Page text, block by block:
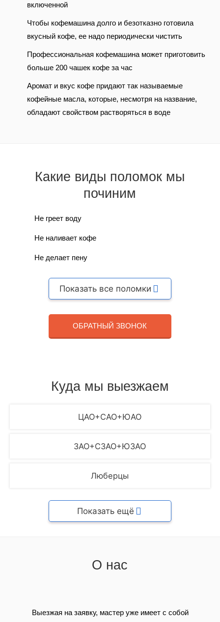
включенной
Чтобы кофемашина долго и безотказно готовила
вкусный кофе, ее надо периодически чистить
Профессиональная кофемашина может приготовить
больше 200 чашек кофе за час
Аромат и вкус кофе придают так называемые
кофейные масла, которые, несмотря на название,
обладают свойством растворяться в воде
Какие виды поломок мы
починим
Не греет воду
Не наливает кофе
Не делает пену
Показать все поломки
ОБРАТНЫЙ ЗВОНОК
Куда мы выезжаем
ЦАО+САО+ЮАО
ЗАО+СЗАО+ЮЗАО
Люберцы
Показать ещё
О нас
Выезжая на заявку, мастер уже имеет с собой